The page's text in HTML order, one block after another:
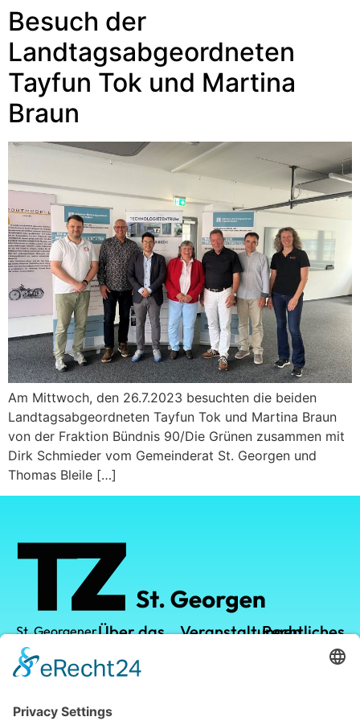
Besuch der
Landtagsabgeordneten
Tayfun Tok und Martina
Braun
Am Mittwoch, den 26.7.2023 besuchten die beiden
Landtagsabgeordneten Tayfun Tok und Martina Braun
von der Fraktion Bündnis 90/Die Grünen zusammen mit
Dirk Schmieder vom Gemeinderat St. Georgen und
Thomas Bleile […]
St. Georgener
Technologiezentrum
GmbH
78112 St.
Über das
Vermietung
Standort
VeranstaltungenRechtliches
Datenschutz